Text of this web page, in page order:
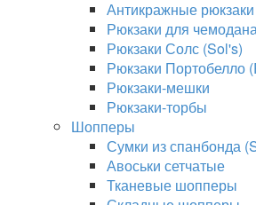
Антикражные рюкзаки
Рюкзаки для
Рюкзаки Солс (Sol's)
Рюкзаки Портобелло
Рюкзаки-мешки
Рюкзаки-торбы
Шопперы
Сумки из спанбонда
Авоськи сетчатые
Тканевые шопперы